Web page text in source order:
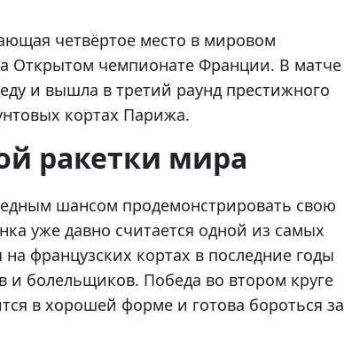
четвёртое место в мировом
Открытом чемпионате Франции. В матче
и вышла в третий раунд престижного
кортах Парижа.
ракетки мира
шансом продемонстрировать свою
уже давно считается одной из самых
французских кортах в последние годы
и болельщиков. Победа во втором круге
в хорошей форме и готова бороться за